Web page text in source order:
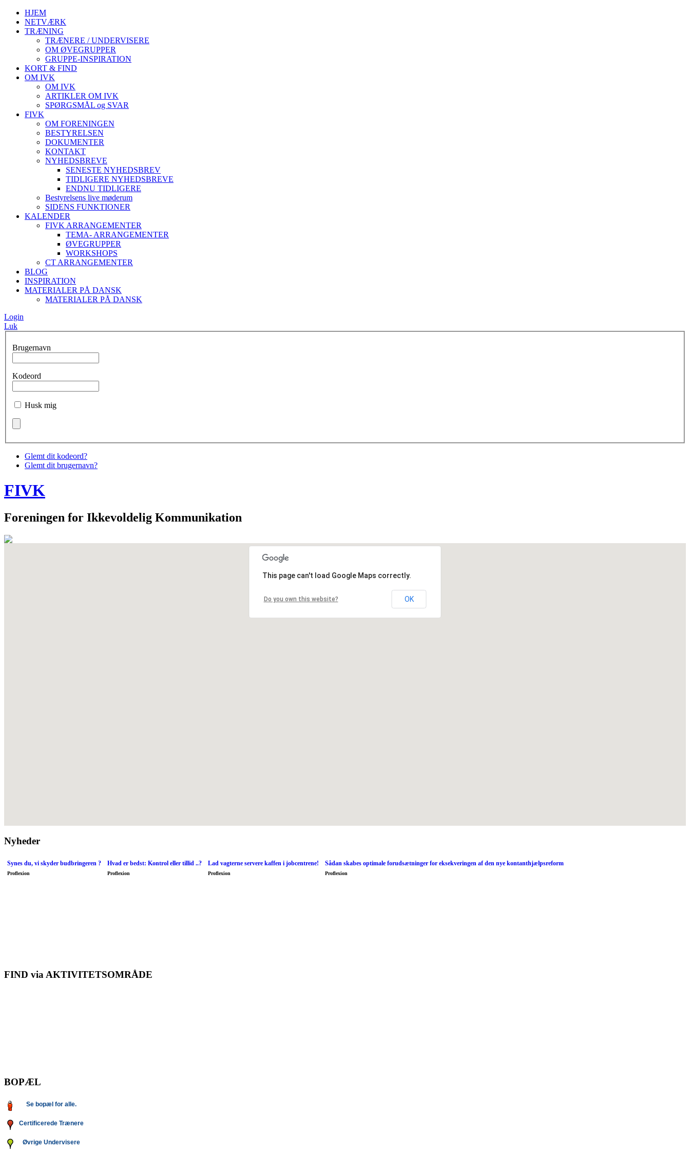
HJEM
NETVÆRK
TRÆNING
TRÆNERE / UNDERVISERE
OM ØVEGRUPPER
GRUPPE-INSPIRATION
KORT & FIND
OM IVK
OM IVK
ARTIKLER OM IVK
SPØRGSMÅL og SVAR
FIVK
OM FORENINGEN
BESTYRELSEN
DOKUMENTER
KONTAKT
NYHEDSBREVE
SENESTE NYHEDSBREV
TIDLIGERE NYHEDSBREVE
ENDNU TIDLIGERE
Bestyrelsens live møderum
SIDENS FUNKTIONER
KALENDER
FIVK ARRANGEMENTER
TEMA- ARRANGEMENTER
ØVEGRUPPER
WORKSHOPS
CT ARRANGEMENTER
BLOG
INSPIRATION
MATERIALER PÅ DANSK
MATERIALER PÅ DANSK
Login
Luk
Brugernavn
Kodeord
Husk mig
Glemt dit kodeord?
Glemt dit brugernavn?
FIVK
Foreningen for Ikkevoldelig Kommunikation
This page can't load Google Maps correctly.
Do you own this website? OK
Nyheder
Synes du, vi skyder budbringeren ?
Proflexion
Hvad er bedst: Kontrol eller tillid ..?
Proflexion
Lad vagterne servere kaffen i jobcentrene!
Proflexion
Sådan skabes optimale forudsætninger for eksekveringen af den nye kontanthjælpsreform
Proflexion
FIND via AKTIVITETSOMRÅDE
BOPÆL
Se bopæl for alle.
Certificerede Trænere
Øvrige Undervisere